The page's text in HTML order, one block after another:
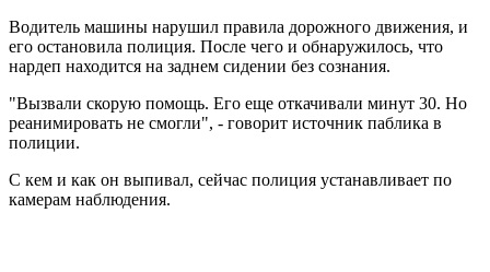
Водитель машины нарушил правила дорожного движения, и
его остановила полиция. После чего и обнаружилось, что
нардеп находится на заднем сидении без сознания.
"Вызвали скорую помощь. Его еще откачивали минут 30. Но
реанимировать не смогли", - говорит источник паблика в
полиции.
С кем и как он выпивал, сейчас полиция устанавливает по
камерам наблюдения.